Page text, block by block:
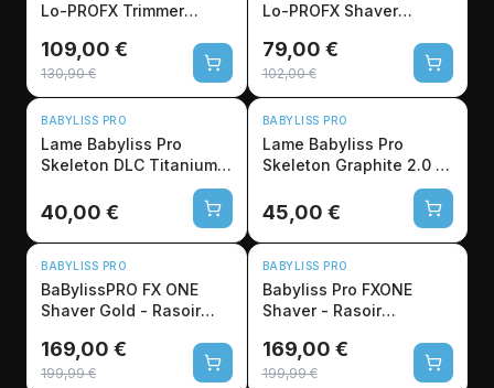
Lo-PROFX Trimmer
finition
109,00 €
130,90 €
Lo-PROFX Shaver
79,00 €
102,00 €
BABYLISS PRO
Lame Babyliss Pro
Skeleton DLC Titanium
1.6mm - FX7870 FX726E
40,00 €
BABYLISS PRO
Lame Babyliss Pro
Skeleton Graphite 2.0 -
40mm T-Blade FX7870
45,00 €
-15%
BABYLISS PRO
BaBylissPRO FX ONE
Shaver Gold - Rasoir
169,00 €
199,99 €
-15%
BABYLISS PRO
Babyliss Pro FXONE
Shaver - Rasoir
10000 RPM
169,00 €
199,99 €